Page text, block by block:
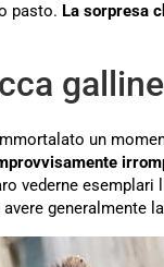
pasto. La sorpresa
un
vederne
generalmente